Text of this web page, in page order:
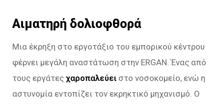
Αιματηρή δολιοφθορά
Μια έκρηξη στο εργοτάξιο του εμπορικού κέντρου
φέρνει μεγάλη αναστάτωση στην ERGAN. Ένας από
τους εργάτες χαροπαλεύει στο νοσοκομείο, ενώ η
αστυνομία εντοπίζει τον εκρηκτικό μηχανισμό. Ο